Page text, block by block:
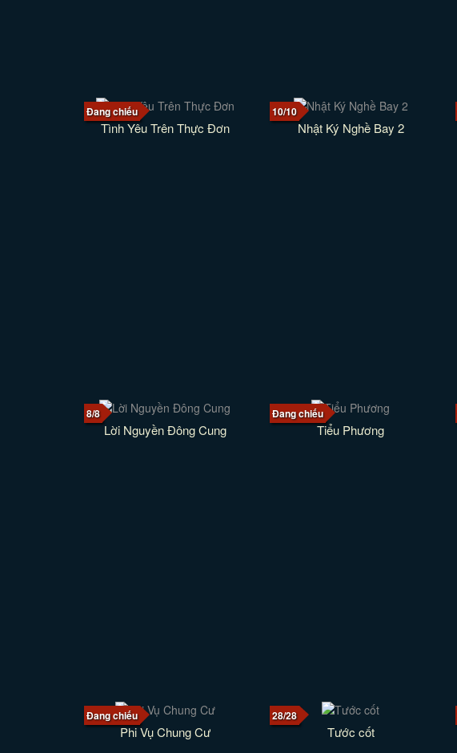
Đang chiếu
Tình Yêu Trên Thực Đơn
10/10
Nhật Ký Nghề Bay 2
8/8
Lời Nguyền Đông Cung
Đang chiếu
Tiểu Phương
Đang chiếu
Phi Vụ Chung Cư
28/28
Tước cốt